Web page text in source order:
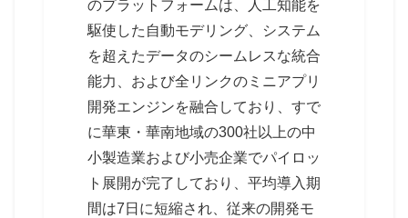
のプラットフォームは、人工知能を
駆使した自動モデリング、システム
を超えたデータのシームレスな統合
能力、および全リンクのミニアプリ
開発エンジンを融合しており、すで
に華東・華南地域の300社以上の中
小製造業および小売企業でパイロッ
ト展開が完了しており、平均導入期
間は7日に短縮され、従来の開発モ